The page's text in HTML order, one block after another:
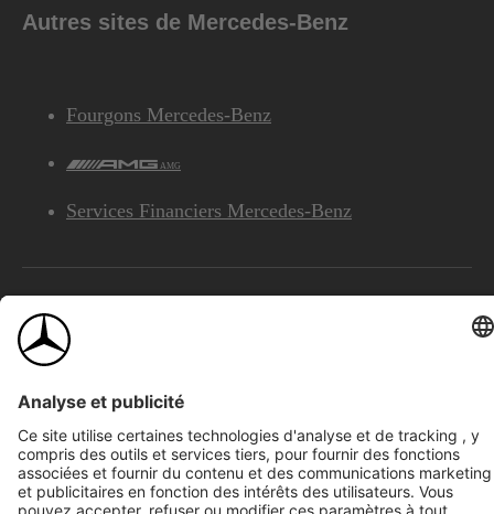
Autres sites de Mercedes-Benz
Fourgons Mercedes-Benz
AMG
Services Financiers Mercedes-Benz
Accessibilité Témoins English Voir l’avertissement